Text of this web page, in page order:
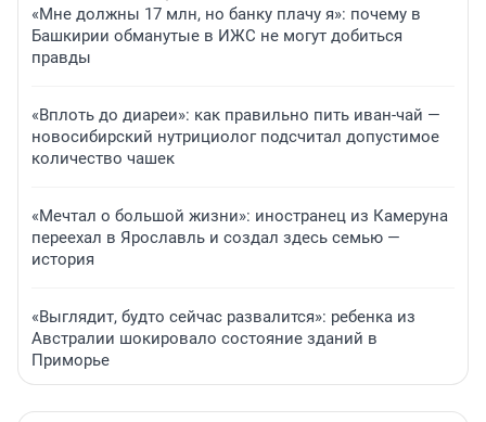
«Мне должны 17 млн, но банку плачу я»: почему в
Башкирии обманутые в ИЖС не могут добиться
правды
«Вплоть до диареи»: как правильно пить иван-чай —
новосибирский нутрициолог подсчитал допустимое
количество чашек
«Мечтал о большой жизни»: иностранец из Камеруна
переехал в Ярославль и создал здесь семью —
история
«Выглядит, будто сейчас развалится»: ребенка из
Австралии шокировало состояние зданий в
Приморье